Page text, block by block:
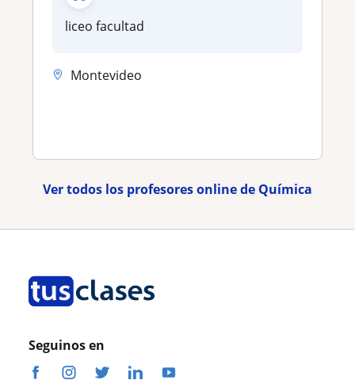
liceo facultad
Montevideo
Ver todos los profesores online de Química
Seguinos en